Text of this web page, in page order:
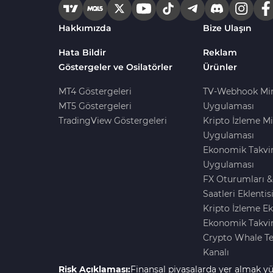
Harmonik MT4 Göstergeleri 30
Göstergeleri
MetaTrader 4 için Haber (News)
Endeks MT4 Göstergeleri
MT4 için Order Book (Emir
Kurumsal Hisse Piyasası MT4
285
Hakkımızda Bize Ulaşın
Hata Bildir Reklam
Göstergeler ve Osilatörler
MT4 Göstergeleri
MT5 Göstergeleri
TradingView Göstergeleri
Ürünler
TV-Webhook
Uygulaması
Kripto İzleme
Uygulaması
Ekonomik
Uygulaması
FX Oturumları
Saatleri Eklentisi
Kripto İzleme
Ekonomik
Crypto Whale
Kanalı
Risk Açıklaması:Finansal piyasalarda yer almak